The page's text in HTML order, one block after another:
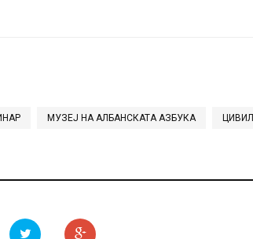
МУЗЕЈ НА АЛБАНСКАТА АЗБУКА ЦИВИЛ